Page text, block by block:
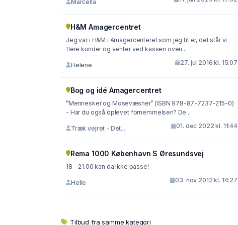
Marcella
H&M Amagercentret
Jeg var i H&M i Amagercenteret som jeg tit er, det står vi
flere kunder og venter ved kassen oven...
Helene 27. jul 2016 kl. 15:07
Bog og idé Amagercentret
”Mennesker og Mosevæsner” (ISBN 978-87-7237-215-0)
- Har du også oplevet fornemmelsen? De...
Træk vejret - Det... 01. dec 2022 kl. 11:44
Rema 1000 København S Øresundsvej
18 - 21.00 kan da ikke passe!
Helle 03. nov 2012 kl. 14:27
Tilbud fra samme kategori